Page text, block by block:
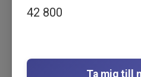
Beskrivning
tillgänglighetsanpassa
personal som besökande
42 800
Ta mig till